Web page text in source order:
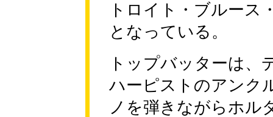
トロイト・ブルース
となっている。
トップバッターは、
ハーピストのアンク
ノを弾きながらホル